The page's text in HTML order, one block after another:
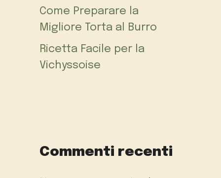
Come Preparare la
Migliore Torta al Burro
Ricetta Facile per la
Vichyssoise
Commenti recenti